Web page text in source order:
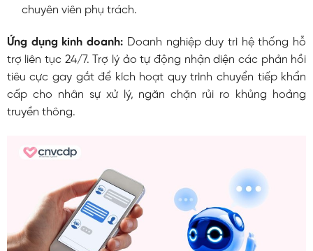
chuyên viên phụ trách.
Ứng dụng kinh doanh: Doanh nghiệp duy trì hệ thống hỗ
trợ liên tục 24/7. Trợ lý ảo tự động nhận diện các phản hồi
tiêu cực gay gắt để kích hoạt quy trình chuyển tiếp khẩn
cấp cho nhân sự xử lý, ngăn chặn rủi ro khủng hoảng
truyền thông.